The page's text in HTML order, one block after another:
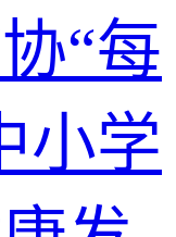
“每
小学